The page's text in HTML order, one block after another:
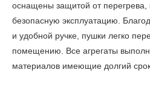
оснащены защитой от
безопасную эксплуатацию.
и удобной ручке, пушки легко
помещению. Все агрегаты
материалов имеющие долгий